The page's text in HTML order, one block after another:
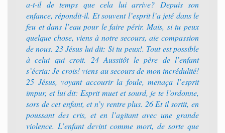
a-t-il de temps que cela lui arrive? Depuis son
enfance, répondit-il. Et souvent l’esprit l’a jeté dans le
feu et dans l’eau pour le faire périr. Mais, si tu peux
quelque chose, viens à notre secours, aie compassion
de nous. 23 Jésus lui dit: Si tu peux!. Tout est possible
à celui qui croit. 24 Aussitôt le père de l’enfant
s’écria: Je crois! viens au secours de mon incrédulité!
25 Jésus, voyant accourir la foule, menaça l’esprit
impur, et lui dit: Esprit muet et sourd, je te l’ordonne,
sors de cet enfant, et n’y rentre plus. 26 Et il sortit, en
poussant des cris, et en l’agitant avec une grande
violence. L’enfant devint comme mort, de sorte que